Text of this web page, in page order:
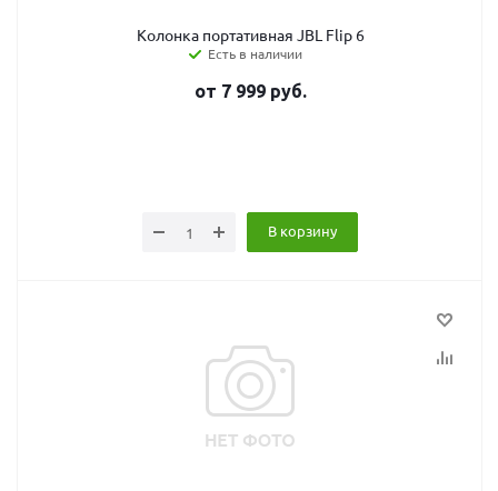
Колонка портативная JBL Flip 6
Есть в наличии
от 7 999руб.
В корзину